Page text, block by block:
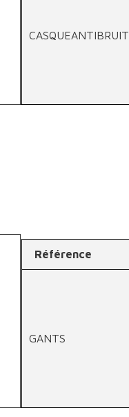
CASQUEANTIBRUIT
Référence
GANTS